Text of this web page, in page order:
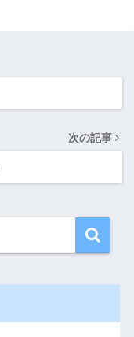
次の記事